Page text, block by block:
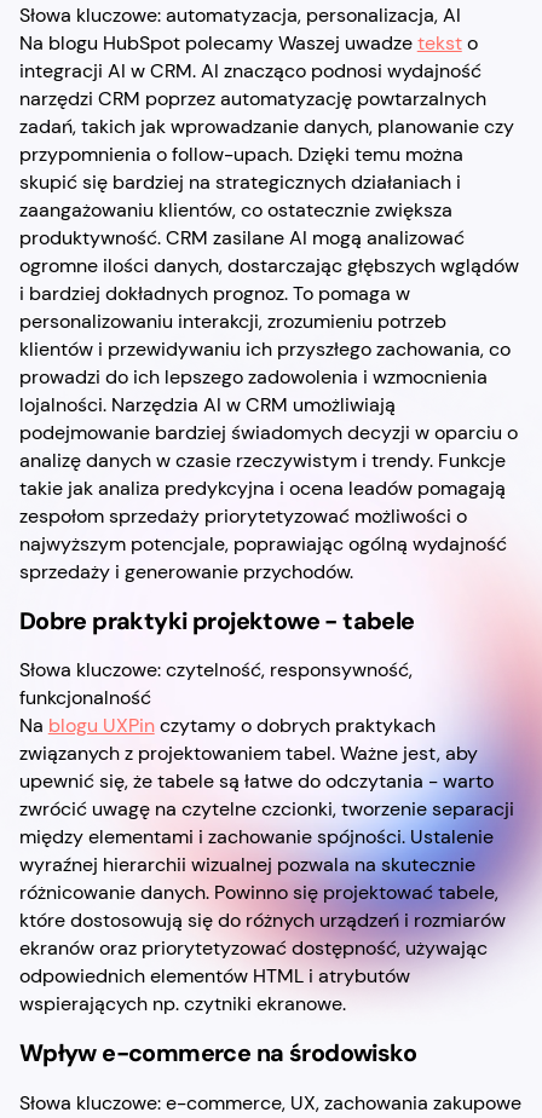
Słowa kluczowe: automatyzacja, personalizacja, AI
Na blogu HubSpot polecamy Waszej uwadzeteksto
integracji AI w CRM. AI znacząco podnosi wydajność
narzędzi CRM poprzez automatyzację powtarzalnych
zadań, takich jak wprowadzanie danych, planowanie czy
przypomnienia o follow-upach. Dzięki temu można
skupić się bardziej na strategicznych działaniach i
zaangażowaniu klientów, co ostatecznie zwiększa
produktywność. CRM zasilane AI mogą analizować
ogromne ilości danych, dostarczając głębszych wglądów
i bardziej dokładnych prognoz. To pomaga w
personalizowaniu interakcji, zrozumieniu potrzeb
klientów i przewidywaniu ich przyszłego zachowania, co
prowadzi do ich lepszego zadowolenia i wzmocnienia
lojalności. Narzędzia AI w CRM umożliwiają
podejmowanie bardziej świadomych decyzji w oparciu o
analizę danych w czasie rzeczywistym i trendy. Funkcje
takie jak analiza predykcyjna i ocena leadów pomagają
zespołom sprzedaży priorytetyzować możliwości o
najwyższym potencjale, poprawiając ogólną wydajność
sprzedaży i generowanie przychodów.
Dobre praktyki projektowe - tabele
Słowa kluczowe: czytelność, responsywność,
funkcjonalność
Na blogu UXPinczytamy o dobrych praktykach
związanych z projektowaniem tabel. Ważne jest, aby
upewnić się, że tabele są łatwe do odczytania - warto
zwrócić uwagę na czytelne czcionki, tworzenie separacji
między elementami i zachowanie spójności. Ustalenie
wyraźnej hierarchii wizualnej pozwala na skutecznie
różnicowanie danych. Powinno się projektować tabele,
które dostosowują się do różnych urządzeń i rozmiarów
ekranów oraz priorytetyzować dostępność, używając
odpowiednich elementów HTML i atrybutów
wspierających np. czytniki ekranowe.
Wpływ e-commerce na środowisko
Słowa kluczowe: e-commerce, UX, zachowania zakupowe